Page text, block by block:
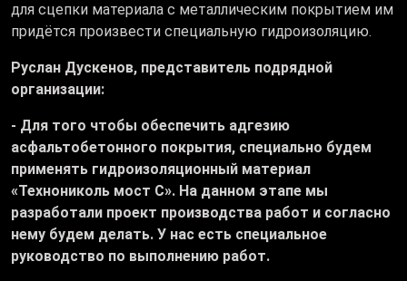
для сцепки материала с металлическим покрытием им
придётся произвести специальную гидроизоляцию.
Руслан Дускенов, представитель подрядной
организации:
- Для того чтобы обеспечить адгезию
асфальтобетонного покрытия, специально будем
применять гидроизоляционный материал
«Технониколь мост С». На данном этапе мы
разработали проект производства работ и согласно
нему будем делать. У нас есть специальное
руководство по выполнению работ.